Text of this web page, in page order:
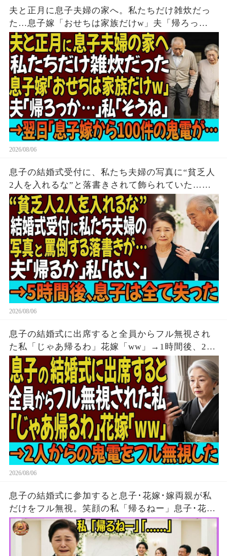
夫と正月に息子夫婦の家へ。私たちだけ雑炊だっ
た…息子嫁「おせちは家族だけw」夫「帰ろっ
か…」私「そうね」→翌日、息子嫁から100件の鬼
電が…
2026/08/06
息子の結婚式受付に、私たち夫婦の写真に“貧乏人
2人を入れるな”と落書きされて飾られていた…夫
「帰るか」私「はい」→無言で立ち去った5時間
後、息子は全てを失う結末を迎えた
2026/08/06
息子の結婚式に出席すると全員からフル無視され
た私「じゃあ帰るわ」花嫁「ww」→1時間後、2人
からの鬼電をフル無視した
2026/08/06
息子の結婚式に参加すると息子･花嫁･嫁両親が私
だけをフル無視。笑顔の私「帰るねー」息子･花
嫁･嫁両親「…」→5分後、大量の着信がきたが無
視して消えた結果